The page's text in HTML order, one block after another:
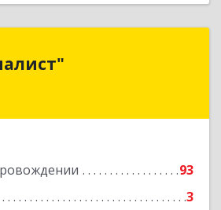
93
3
обл, Орехово-Зуево г,